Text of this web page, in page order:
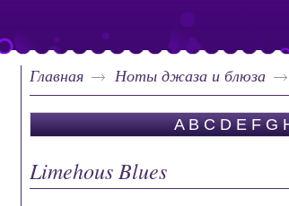
Главная Ноты джаза и блюза
A B C D E F G
Limehous Blues